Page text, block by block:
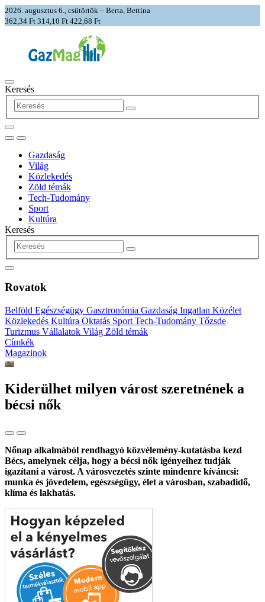
2026. augusztus 6., csütörtök – Berta, Bettina
362,34 Ft 314,10 Ft 422,68 Ft
Keresés
Gazdaság
Világ
Közlekedés
Zöld témák
Tech-Tudomány
Sport
Kultúra
Keresés
Rovatok
Belföld Egészségügy Gasztronómia Gazdaság Ingatlan Közélet
Közlekedés Kultúra Oktatás Sport Tech-Tudomány Tőzsde
Turizmus Vállalatok Világ Zöld témák
Címkék
Magazinok
Kiderülhet milyen várost szeretnének a
bécsi nők
Nőnap alkalmából rendhagyó közvélemény-kutatásba kezd
Bécs, amelynek célja, hogy a bécsi nők igényeihez tudják
igazítani a várost. A városvezetés szinte mindenre kíváncsi:
munka és jövedelem, egészségügy, élet a városban, szabadidő,
klíma és lakhatás.